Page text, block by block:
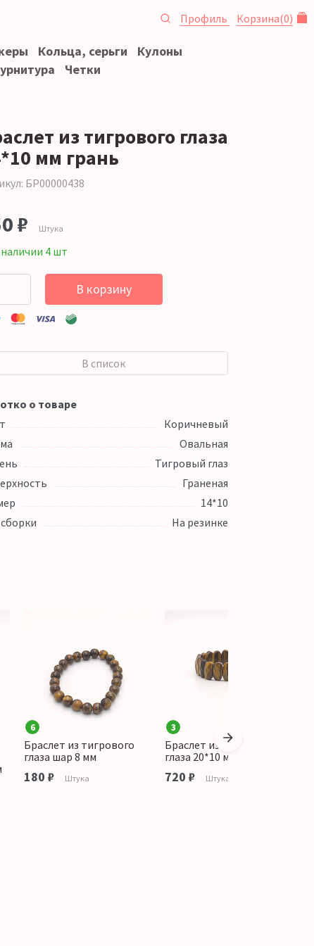
Профиль Корзина(0)
Кольца, серьги
Кулоны
Четки
из тигрового глаза
мм грань
БР00000438
₽ Штука
4 шт
В корзину
В список
о товаре
Коричневый
Овальная
Тигровый глаз
Граненая
14*10
На резинке
6
Браслет из тигрового
глаза шар 8 мм
180 ₽ Штука
3
Браслет из тигрового
глаза 20*10 мм грань
720 ₽ Штука